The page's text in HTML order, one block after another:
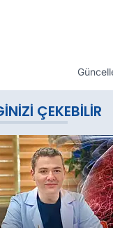
ÇEKEBILIR